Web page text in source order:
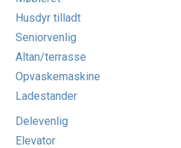
Husdyr tilladt
Seniorvenlig
Altan/terrasse
Opvaskemaskine
Ladestander
Delevenlig
Elevator